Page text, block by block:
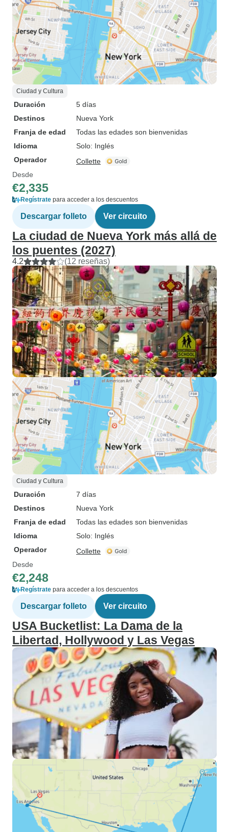
Ciudad y Cultura
Duración
5 días
Destinos
Nueva York
Franja de edad
Todas las edades son bienvenidas
Idioma
Solo: Inglés
Operador
Collette
Desde
€2,335
Regístrate para acceder a los descuentos
Descargar folleto Ver circuito
La ciudad de Nueva York más allá de
los puentes (2027)
4.2 (12 reseñas)
Ciudad y Cultura
Duración
7 días
Destinos
Nueva York
Franja de edad
Todas las edades son bienvenidas
Idioma
Solo: Inglés
Operador
Collette
Desde
€2,248
Regístrate para acceder a los descuentos
Descargar folleto Ver circuito
USA Bucketlist: La Dama de la
Libertad, Hollywood y Las Vegas